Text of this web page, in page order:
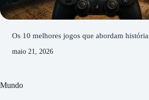
Os 10 melhores jogos que abordam história
maio 21, 2026
Mundo